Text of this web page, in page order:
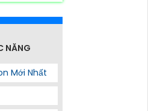
NĂNG
Mới Nhất